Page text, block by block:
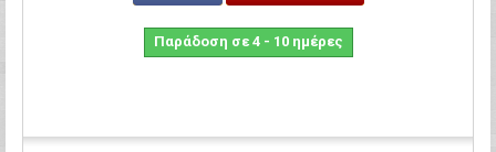
Παράδοση σε 4 - 10 ημέρες